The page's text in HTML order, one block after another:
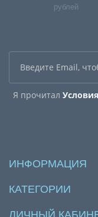
рублей
Я прочитал
ИНФОРМАЦИЯ
КАТЕГОРИИ